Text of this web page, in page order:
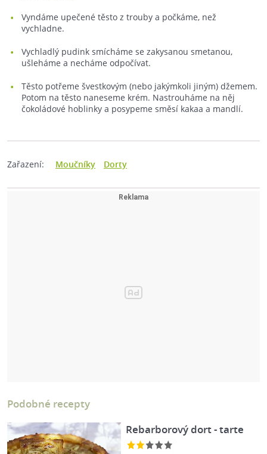
Vyndáme upečené těsto z trouby a počkáme, než
vychladne.
Vychladlý pudink smícháme se zakysanou smetanou,
ušleháme a necháme odpočívat.
Těsto potřeme švestkovým (nebo jakýmkoli jiným) džemem.
Potom na těsto naneseme krém. Nastrouháme na něj
čokoládové hoblinky a posypeme směsí kakaa a mandlí.
Zařazení: Moučníky Dorty
Podobné recepty
Rebarborový dort - tarte